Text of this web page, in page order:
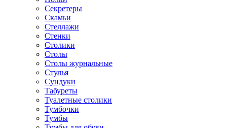
Секретеры
Скамьи
Стеллажи
Стенки
Столики
Столы
Столы журнальные
Стулья
Сундуки
Табуреты
Туалетные столики
Тумбочки
Тумбы